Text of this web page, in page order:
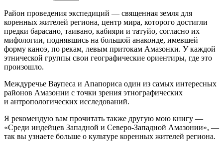
Район проведения экспедиций — священная земля для
коренных жителей региона, центр мира, которого достигли
предки барасано, таивано, кабияри и татуйо, согласно их
мифологии, поднявшись на большой анаконде, имевшей
форму каноэ, по рекам, левым притокам Амазонки. У каждой
этнической группы свои географические ориентиры, где это
произошло.
Междуречье Ваупеса и Апапориса один из самых интересных
районов Амазонии с точки зрения этнографических
и антропологических исследований.
Я рекомендую вам прочитать также другую мою книгу —
«Среди индейцев Западной и Северо-Западной Амазонии», —
так вы узнаете больше о культуре коренных жителей региона.